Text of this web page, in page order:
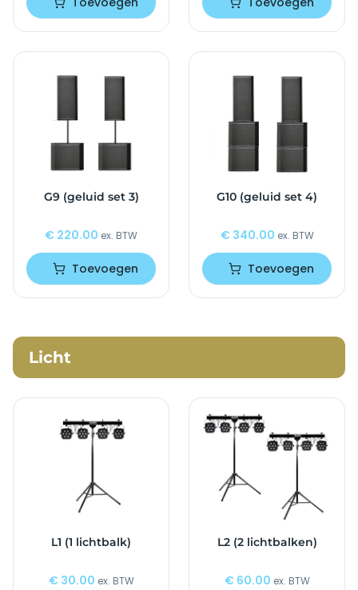
G9 (geluid set 3)
€ 220.00 ex. BTW
Toevoegen
G10 (geluid set 4)
€ 340.00 ex. BTW
Toevoegen
Licht
L1 (1 lichtbalk)
€ 30.00 ex. BTW
L2 (2 lichtbalken)
€ 60.00 ex. BTW